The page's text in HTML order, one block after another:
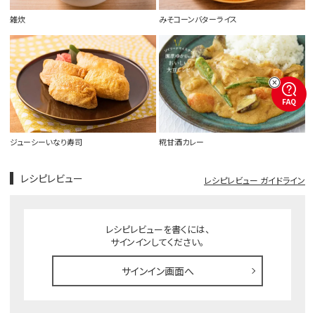
雑炊 みそコーンバターライス
ジューシーいなり寿司 糀甘酒カレー
レシピレビュー レシピレビュー ガイドライン
レシピレビューを書くには、
サインインしてください。
サインイン画面へ
FAQ